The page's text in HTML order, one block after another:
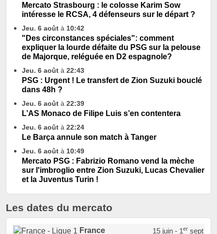
Mercato Strasbourg : le colosse Karim Sow
intéresse le RCSA, 4 défenseurs sur le départ ?
Jeu. 6 août à 10:42
"Des circonstances spéciales": comment
expliquer la lourde défaite du PSG sur la pelouse
de Majorque, reléguée en D2 espagnole?
Jeu. 6 août à 22:43
PSG : Urgent ! Le transfert de Zion Suzuki bouclé
dans 48h ?
Jeu. 6 août à 22:39
L’AS Monaco de Filipe Luis s’en contentera
Jeu. 6 août à 22:24
Le Barça annule son match à Tanger
Jeu. 6 août à 10:49
Mercato PSG : Fabrizio Romano vend la mèche
sur l'imbroglio entre Zion Suzuki, Lucas Chevalier
et la Juventus Turin !
Les dates du mercato
France 15 juin - 1ersept